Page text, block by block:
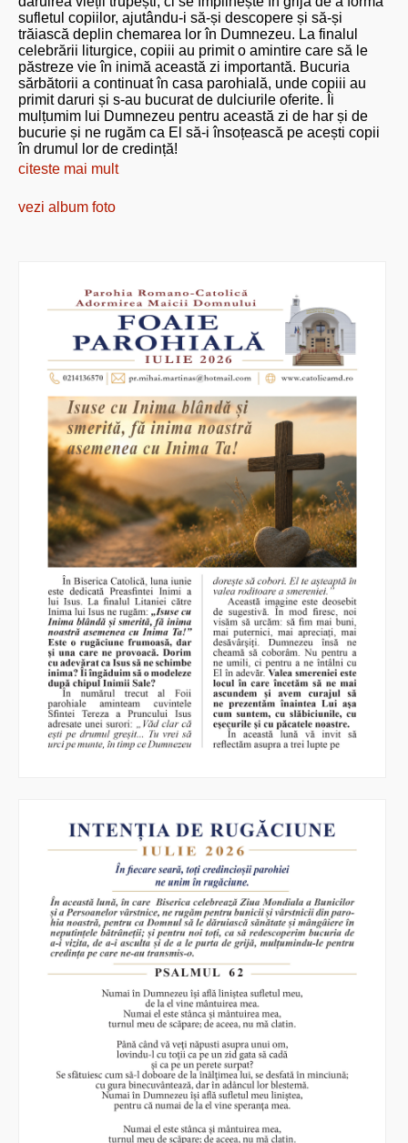
sufletul copiilor, ajutându-i să-și descopere și să-și
trăiască deplin chemarea lor în Dumnezeu. La finalul
celebrării liturgice, copiii au primit o amintire care să le
păstreze vie în inimă această zi importantă. Bucuria
sărbătorii a continuat în casa parohială, unde copiii au
primit daruri și s-au bucurat de dulciurile oferite. Îi
mulțumim lui Dumnezeu pentru această zi de har și de
bucurie și ne rugăm ca El să-i însoțească pe acești copii
în drumul lor de credință!
citeste mai mult
vezi album foto